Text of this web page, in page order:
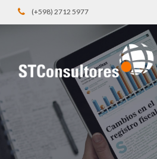
(+598) 2712 5977